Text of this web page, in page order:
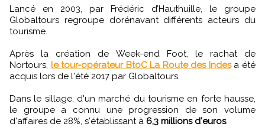
Lancé en 2003, par Frédéric d’Hauthuille, le groupe
Globaltours regroupe dorénavant différents acteurs du
tourisme.
Après la création de Week-end Foot, le rachat de
Nortours, le tour-opérateur BtoC La Route des Indesa été
acquis lors de l'été 2017 par Globaltours.
Dans le sillage, d'un marché du tourisme en forte hausse,
le groupe a connu une progression de son volume
d'affaires de 28%, s'établissant à 6,3 millions d'euros.